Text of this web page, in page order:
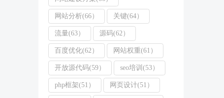
网站分析(66） 关键(64）
流量(63） 源码(62）
百度优化(62） 网站权重(61）
开放源代码(59） seo培训(53）
php框架(51） 网页设计(51）